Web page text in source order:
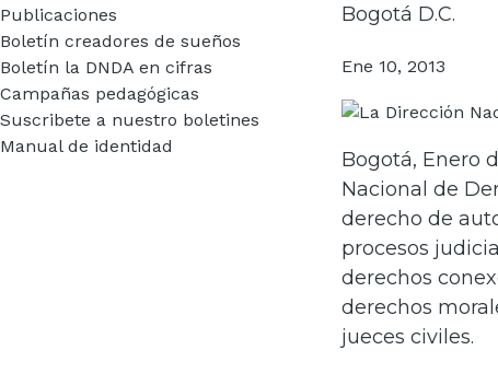
Publicaciones
Boletín creadores de sueños
Boletín la DNDA en cifras
Campañas pedagógicas
Suscribete a nuestro boletines
Manual de identidad
Bogotá D.C.
Ene 10, 2013
Bogotá, Enero
Nacional de
derecho de
procesos
derechos
derechos
jueces civiles.